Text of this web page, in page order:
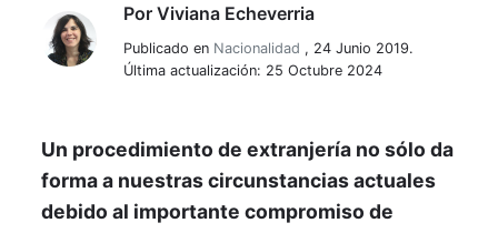
Viviana Echeverria
PorViviana Echeverria
Publicado en Nacionalidad , 24 Junio 2019.
Última actualización: 25 Octubre 2024
Un procedimiento de extranjería no sólo da
forma a nuestras circunstancias actuales
debido al importante compromiso de